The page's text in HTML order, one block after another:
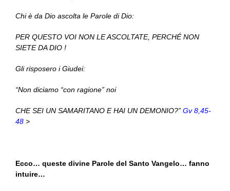
Chi è da Dio ascolta le Parole di Dio:
PER QUESTO VOI NON LE ASCOLTATE, PERCHÉ NON
SIETE DA DIO !
Gli risposero i Giudei:
“Non diciamo “con ragione” noi
CHE SEI UN SAMARITANO E HAI UN DEMONIO?” Gv 8,45-
48 >
Ecco… queste divine Parole del Santo Vangelo… fanno
intuire…